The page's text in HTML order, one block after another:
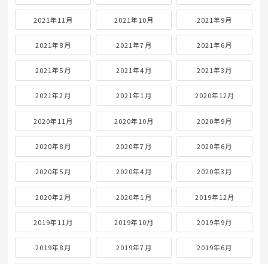
2021年11月 2021年10月 2021年9月
2021年8月 2021年7月 2021年6月
2021年5月 2021年4月 2021年3月
2021年2月 2021年1月 2020年12月
2020年11月 2020年10月 2020年9月
2020年8月 2020年7月 2020年6月
2020年5月 2020年4月 2020年3月
2020年2月 2020年1月 2019年12月
2019年11月 2019年10月 2019年9月
2019年8月 2019年7月 2019年6月